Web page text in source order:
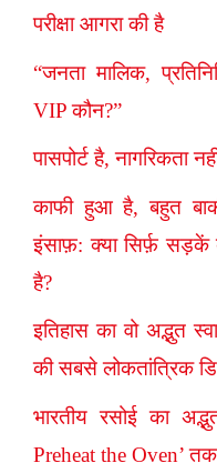
परीक्षा आगरा की है
“जनता मालिक,
VIP कौन?”
पासपोर्ट है, नागरिकता
काफी हुआ है, बहुत
इंसाफ़: क्या सिर्फ़ सड़कें
है?
इतिहास का वो अद्भुत
की सबसे लोकतांत्रिक
भारतीय रसोई का
Preheat the Oven’ तक